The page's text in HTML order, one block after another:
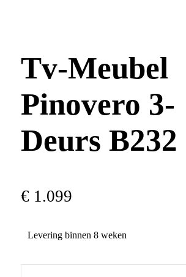
Tv-Meubel
Pinovero 3-
Deurs B232
€ 1.099
Levering binnen 8 weken